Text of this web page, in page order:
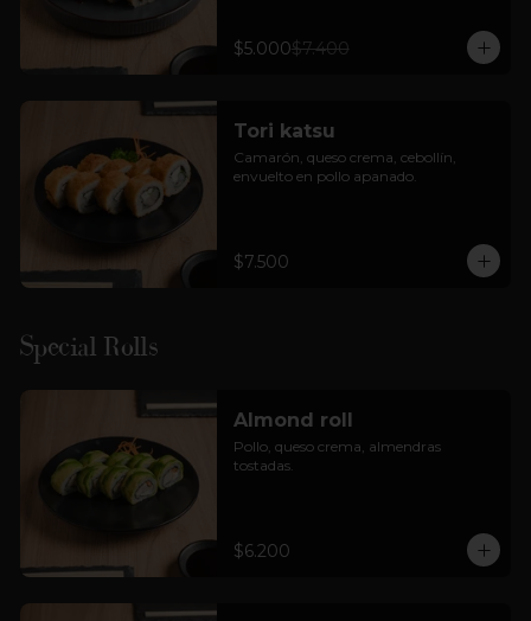
$5.000$7.400
Tori katsu
Camarón, queso crema, cebollín,
envuelto en pollo apanado.
$7.500
Special Rolls
Almond roll
Pollo, queso crema, almendras
tostadas.
$6.200